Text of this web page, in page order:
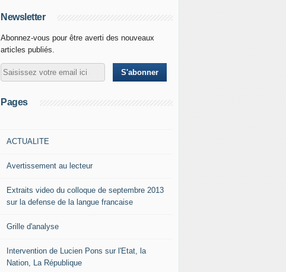
Newsletter
Abonnez-vous pour être averti des nouveaux
articles publiés.
Pages
ACTUALITE
Avertissement au lecteur
Extraits video du colloque de septembre 2013
sur la defense de la langue francaise
Grille d'analyse
Intervention de Lucien Pons sur l'Etat, la
Nation, La République